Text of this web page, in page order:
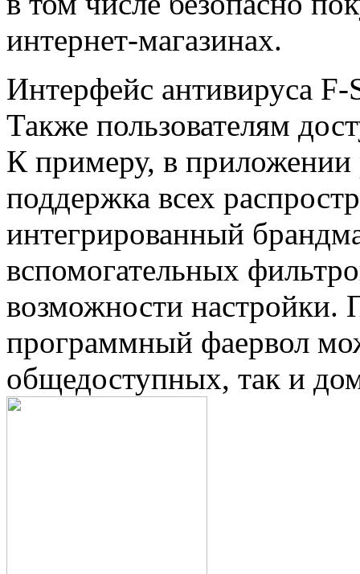
интернет-магазинах.
Интерфейс антивируса F-
Также пользователям
К примеру, в приложении
поддержка всех
интегрированный
вспомогательных
возможности настройки.
программный фаервол
общедоступных, так и